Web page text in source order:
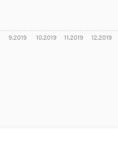
9.2019 10.2019 11.2019 12.2019